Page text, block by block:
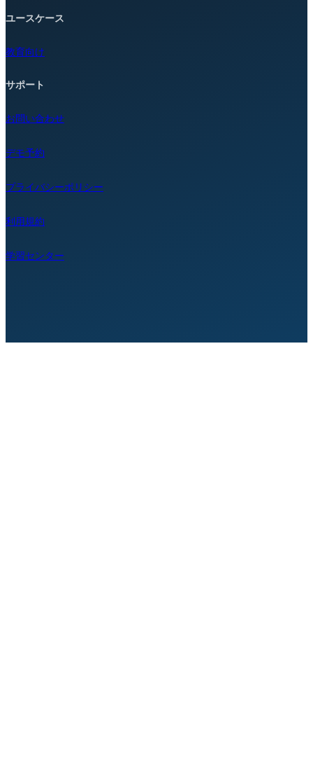
ユースケース
教育向け
サポート
お問い合わせ
デモ予約
プライバシーポリシー
利用規約
学習センター